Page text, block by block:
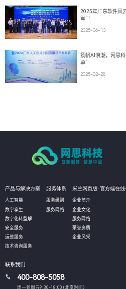
2025年广东软件风
军"！
2025-06-13
扬帆AI浪潮，网思
单”
2025-02-28
产品与解决方案
人工智能
数字孪生
数字化转型解
安全服务
运维服务
技术咨询服务
服务体系
服务级别
服务网络
米兰网页版·官方端在
企业简介
企业文化
服务网络
荣誉资质
企业风采
联系我们
400-808-5058
周一到周五9:30-18:00 (北京时间）